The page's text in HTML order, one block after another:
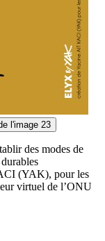
l'image 23
des modes de
(YAK), pour les
virtuel de l’ONU